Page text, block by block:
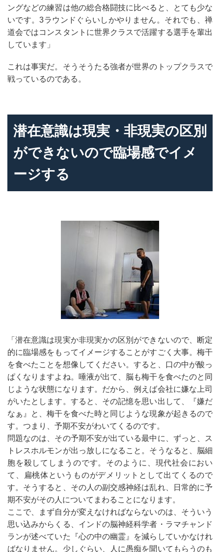
ングなどの練習は他の総合格闘技に比べると、とても少な
いです。3ラウンドぐらいしかやりません。それでも、禅
道会ではコンスタントに世界クラスで活躍する選手を輩出
しています」
これは事実だ。そうそうたる強者が世界のトップクラスで
戦っているのである。
潜在意識は現実・非現実の区別
ができないので臨場感でイメ
ージする
「潜在意識は現実か非現実かの区別ができないので、断定
的に臨場感をもってイメージすることがすごく大事。梅干
を食べたことを想像してください。すると、口の中が酸っ
ぱくなりますよね。唾液が出て、脳も梅干を食べたのと同
じような状態になります。だから、例えば会社に嫌な上司
がいたとします。すると、その記憶を思い出して、『嫌だ
なぁ』と、梅干を食べた時と同じような現象が起きるので
す。つまり、予期不安がわいてくるのです。
問題なのは、その予期不安が出ている最中に、ずっと、ス
トレスホルモンが出っ放しになること。そうなると、脳細
胞を殺してしまうのです。そのように、現代社会におい
て、扁桃体というものがデメリットとして出てくるので
す。そうすると、その人の副交感神経は乱れ、日常的に予
期不安がその人についてまわることになります。
ここで、まず自分が変えなければならないのは、そういう
思い込みからくる、インドの脳神経科学者・ラマチャンド
ランが述べていた『心の中の幽霊』を減らしていかなけれ
ばなりません。少しぐらい、人に愚痴を聞いてもらうのも